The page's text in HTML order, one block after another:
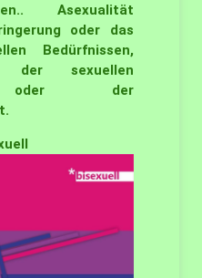
Asexualität
oder das
Bedürfnissen,
der sexuellen
oder der